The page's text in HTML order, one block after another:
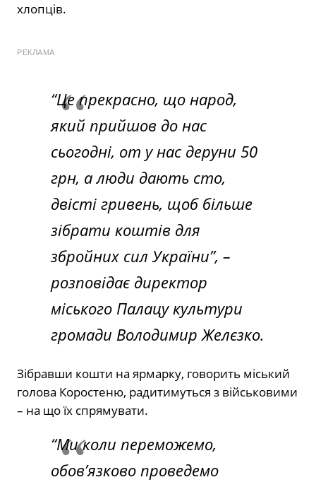
хлопців.
РЕКЛАМА
“Це прекрасно, що народ,
який прийшов до нас
сьогодні, от у нас деруни 50
грн, а люди дають сто,
двісті гривень, щоб більше
зібрати коштів для
збройних сил України”, –
розповідає директор
міського Палацу культури
громади Володимир Желєзко.
Зібравши кошти на ярмарку, говорить міський
голова Коростеню, радитимуться з військовими
– на що їх спрямувати.
“Ми коли переможемо,
обов’язково проведемо